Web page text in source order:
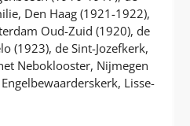
Den Haag (1921-1922),
Oud-Zuid (1920), de
(1923), de Sint-Jozefkerk,
Neboklooster, Nijmegen
Lisse-